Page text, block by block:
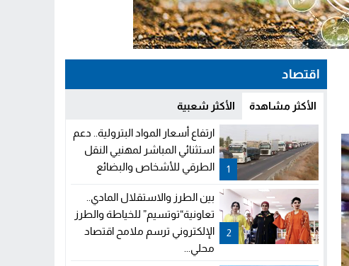
اقتصاد
الأكثر مشاهدة الأكثر شعبية
1
ارتفاع أسعار المواد البترولية.. دعم
استثنائي المباشر لمهنيي النقل
الطرقي للأشخاص والبضائع
2
بين الطرز والاستقلال المادي..
تعاونية“توتسيم” للخياطة والطرز
الإلكتروني ترسم ملامح اقتصاد
محلي...